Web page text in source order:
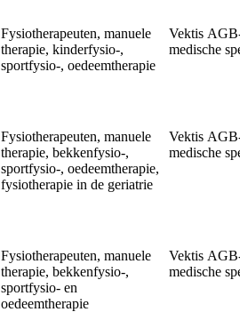
Fysiotherapeuten, manuele
therapie, kinderfysio-,
sportfysio-, oedeemtherapie
Vektis
medische
Fysiotherapeuten, manuele
therapie, bekkenfysio-,
sportfysio-, oedeemtherapie,
fysiotherapie in de geriatrie
Vektis
medische
Fysiotherapeuten, manuele
therapie, bekkenfysio-,
sportfysio- en
oedeemtherapie
Vektis
medische